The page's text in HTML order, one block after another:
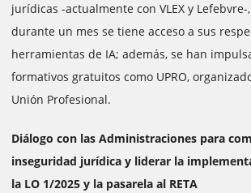
jurídicas -actualmente con VLEX y
durante un mes se tiene acceso a sus
herramientas de IA; además, se han
formativos gratuitos como UPRO,
Unión Profesional.
Diálogo con las Administraciones para
inseguridad jurídica y liderar la
la LO 1/2025 y la pasarela al RETA